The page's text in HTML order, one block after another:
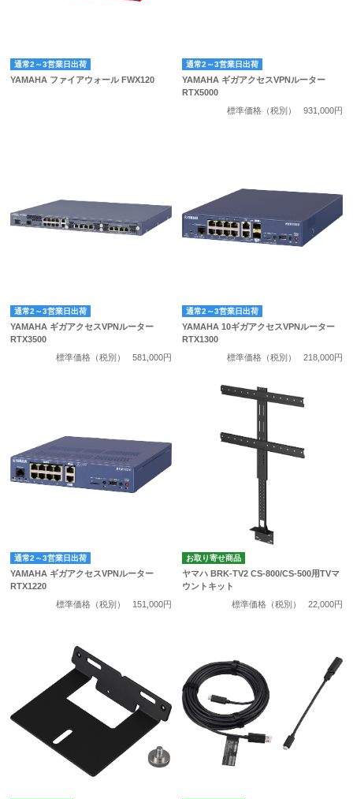
通常2～3営業日出荷
YAMAHA ファイアウォール FWX120
通常2～3営業日出荷
YAMAHA ギガアクセスVPNルーター
RTX5000
標準価格（税別）
931,000円
通常2～3営業日出荷
YAMAHA ギガアクセスVPNルーター
RTX3500
標準価格（税別）
581,000円
通常2～3営業日出荷
YAMAHA 10ギガアクセスVPNルーター
RTX1300
標準価格（税別）
218,000円
通常2～3営業日出荷
YAMAHA ギガアクセスVPNルーター
RTX1220
標準価格（税別）
151,000円
お取り寄せ商品
ヤマハ BRK-TV2 CS-800/CS-500用TVマ
ウントキット
標準価格（税別）
22,000円